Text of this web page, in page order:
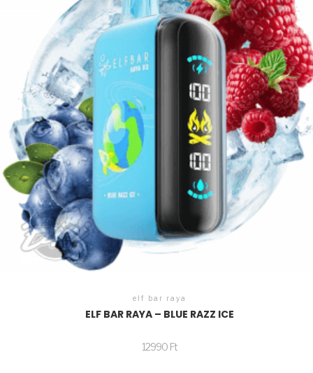
elf bar raya
ELF BAR RAYA – BLUE RAZZ ICE
12990 Ft